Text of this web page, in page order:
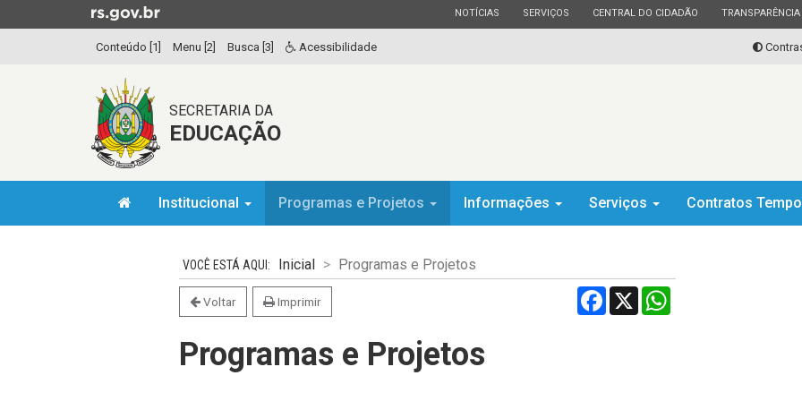
para
Ir
a
ESTADO
NOTÍCIAS ESTADO
SERVIÇOS ESTADO
CENTRAL DO CIDADÃO ESTADO
TRANSPARÊNCIA
Conteúdo [1] Menu [2] Busca [3] Acessibilidade
SECRETARIA DA
EDUCAÇÃO
Institucional Programas e Projetos Informações Serviços Contratos
Inicial Programas e Projetos
Voltar Imprimir Facebook
X WhatsApp
Programas e Projetos